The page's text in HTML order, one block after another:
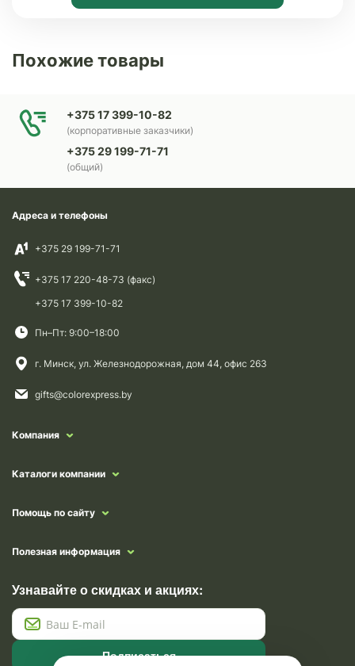
Похожие товары
+375 17 399-10-82
(корпоративные заказчики)
+375 29 199-71-71
(общий)
Адреса и телефоны
+375 29 199-71-71
+375 17 220-48-73 (факс)
+375 17 399-10-82
Пн–Пт: 9:00–18:00
г. Минск, ул. Железнодорожная, дом 44, офис 263
gifts@colorexpress.by
Компания
Каталоги компании
Помощь по сайту
Полезная информация
Узнавайте о скидках и акциях:
Подписаться